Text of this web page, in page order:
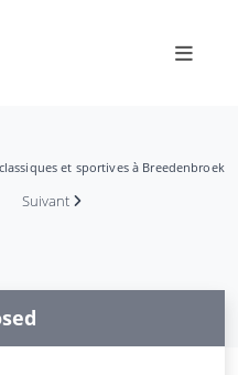
et sportives à Breedenbroek
Suivant